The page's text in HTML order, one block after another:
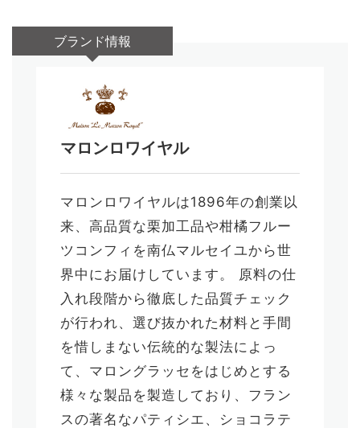
ブランド情報
マロンロワイヤル
マロンロワイヤルは1896年の創業以
来、高品質な栗加工品や柑橘フルー
ツコンフィを南仏マルセイユから世
界中にお届けしています。 原料の仕
入れ段階から徹底した品質チェック
が行われ、選び抜かれた材料と手間
を惜しまない伝統的な製法によっ
て、マロングラッセをはじめとする
様々な製品を製造しており、フラン
スの著名なパティシエ、ショコラテ